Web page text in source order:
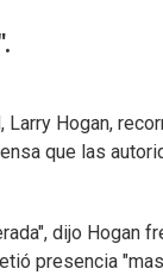
Larry Hogan,
que las
dijo Hogan
presencia